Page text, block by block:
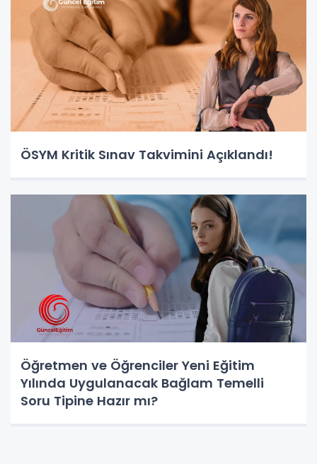
ÖSYM Kritik Sınav Takvimini Açıklandı!
Öğretmen ve Öğrenciler Yeni Eğitim
Yılında Uygulanacak Bağlam Temelli
Soru Tipine Hazır mı?